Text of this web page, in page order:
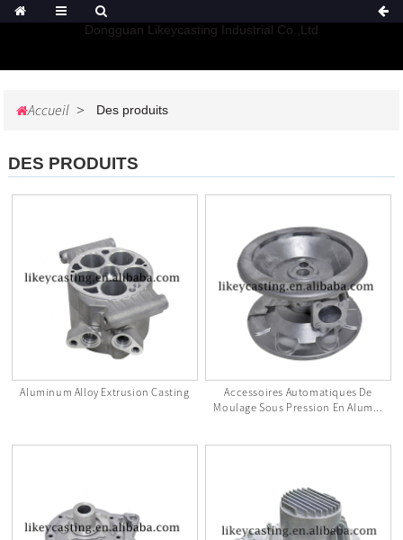
Dongguan Likeycasting Industrial Co.,Ltd
Accueil Des produits
DES PRODUITS
Aluminum Alloy Extrusion Casting
Accessoires Automatiques De
Moulage Sous Pression En Alum...